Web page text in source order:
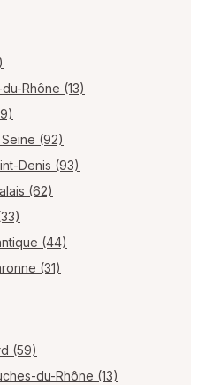
Rhône (13)
(92)
Denis (93)
(62)
(44)
(31)
(59)
du-Rhône (13)